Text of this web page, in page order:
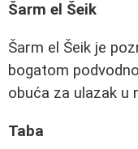
Šarm el Šeik
Šarm el Šeik je
bogatom
obuća za ulazak u
Taba